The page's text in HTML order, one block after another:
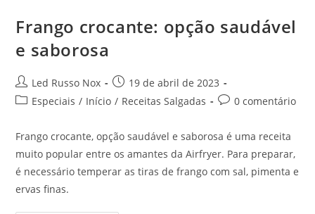
Frango crocante: opção saudável
e saborosa
Led Russo Nox
19 de abril de 2023
Especiais / Início / Receitas Salgadas 0 comentário
Frango crocante, opção saudável e saborosa é uma receita
muito popular entre os amantes da Airfryer. Para preparar,
é necessário temperar as tiras de frango com sal, pimenta e
ervas finas.